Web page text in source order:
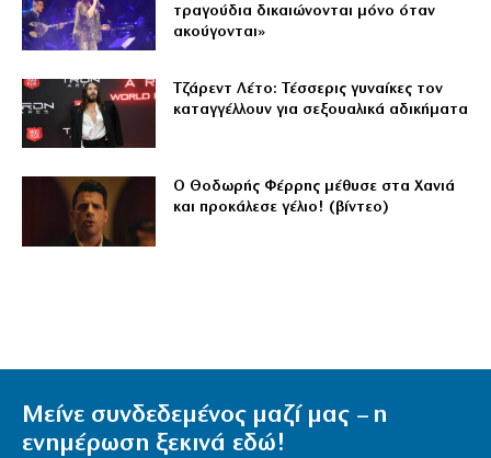
τραγούδια δικαιώνονται μόνο όταν
ακούγονται»
Τζάρεντ Λέτο: Τέσσερις γυναίκες τον
καταγγέλλουν για σεξουαλικά αδικήματα
Ο Θοδωρής Φέρρης μέθυσε στα Χανιά
και προκάλεσε γέλιο! (βίντεο)
Μείνε συνδεδεμένος μαζί μας – η
ενημέρωση ξεκινά εδώ!